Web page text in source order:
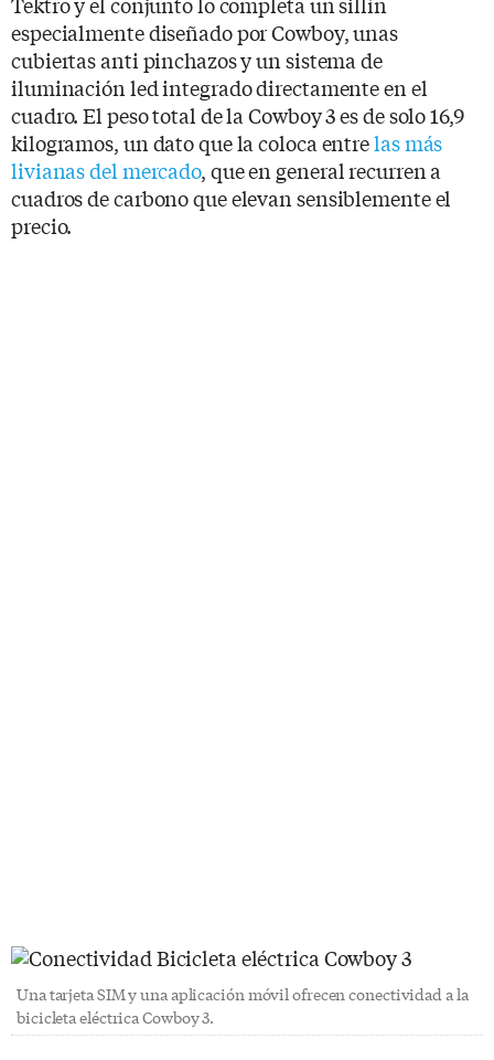
especialmente diseñado por Cowboy, unas
cubiertas anti pinchazos y un sistema de
iluminación led integrado directamente en el
cuadro. El peso total de la Cowboy 3 es de solo 16,9
kilogramos, un dato que la coloca entrelas más
livianas del mercado, que en general recurren a
cuadros de carbono que elevan sensiblemente el
precio.
Una tarjeta SIM y una aplicación móvil ofrecen conectividad a la
bicicleta eléctrica Cowboy 3.